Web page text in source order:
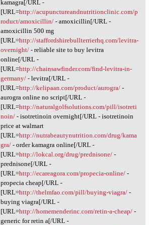
kamagra[/URL -
[URL=http://acupunctureandnutritionclinic.com/p
roduct/amoxicillin/- amoxicillin[/URL -
amoxicillin 500 mg
[URL=http://staffordshirebullterrierhq.com/levitra-
overnight/- reliable site to buy levitra
online[/URL -
[URL=http://chainsawfinder.com/find-levitra-in-
germany/- levitra[/URL -
[URL=http://kelipaan.com/product/aurogra/-
aurogra online no script[/URL -
[URL=http://naturalgolfsolutions.com/pill/isotreti
noin/- isotretinoin overnight[/URL - isotretinoin
price at walmart
[URL=http://nutrabeautynutrition.com/drug/kama
gra/- order kamagra online[/URL -
[URL=http://lokcal.org/drug/prednisone/-
prednisone[/URL -
[URL=http://ecareagora.com/propecia-online/-
propecia cheap[/URL -
[URL=http://thelmfao.com/pill/buying-viagra/-
buying viagra[/URL -
[URL=http://homemenderinc.com/retin-a-cheap/-
generic for retin a[/URL -